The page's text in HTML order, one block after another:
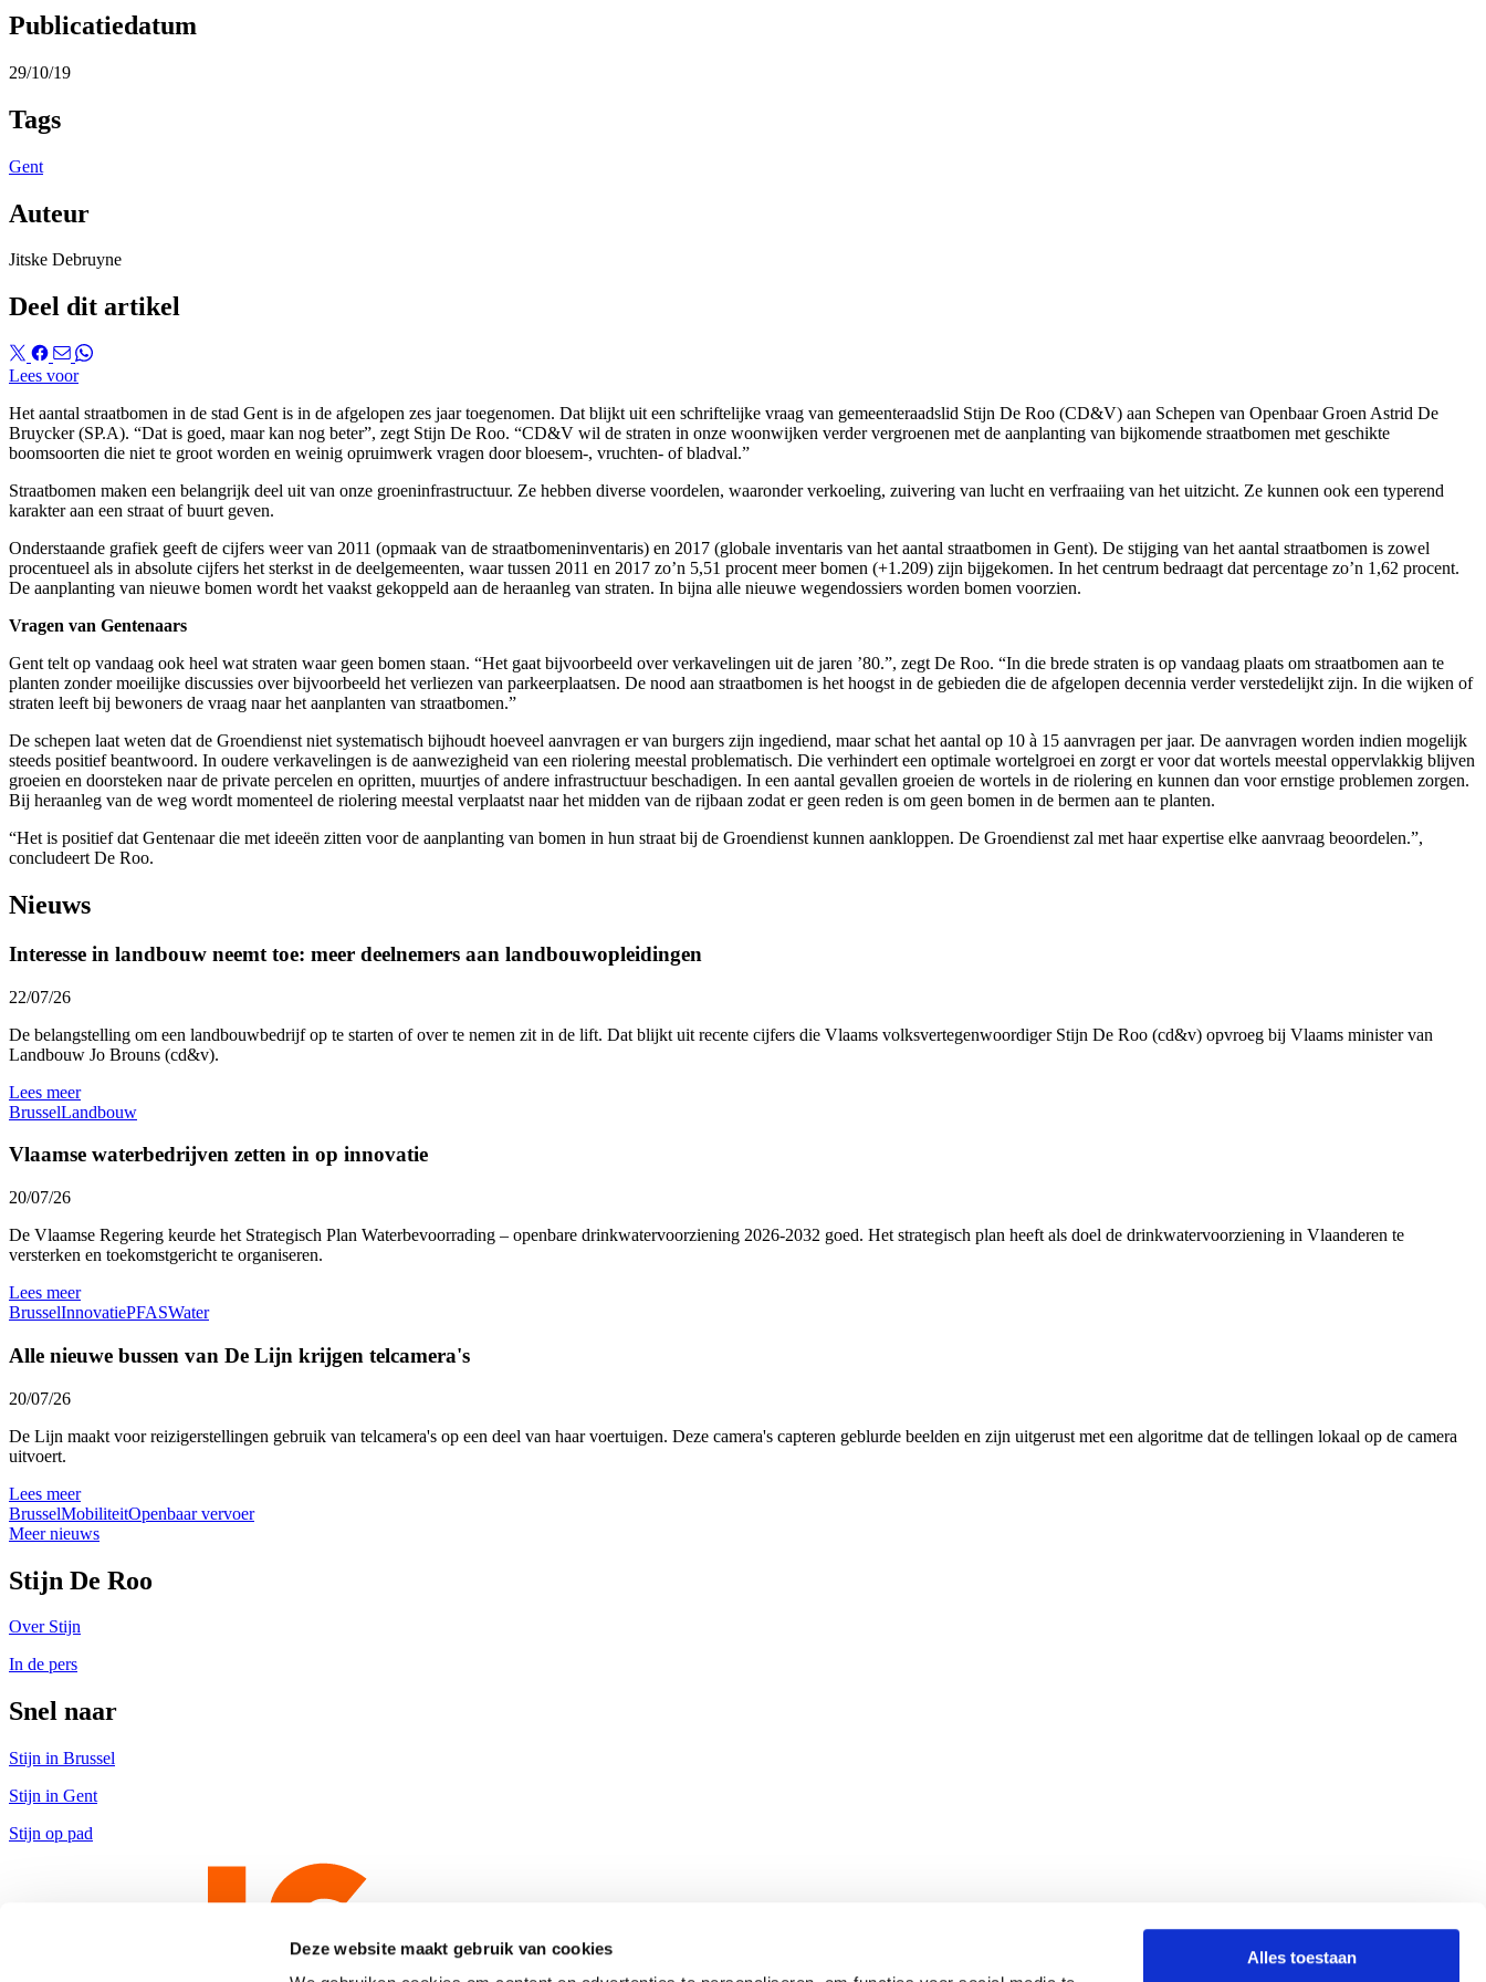
Deze website maakt gebruik van cookies
Alles toestaan
Publicatiedatum
29/10/19
Tags
Gent
Auteur
Jitske Debruyne
Deel dit artikel
Lees voor
Het aantal straatbomen in de stad Gent is in de afgelopen zes jaar toegenomen. Dat blijkt uit een schriftelijke vraag van gemeenteraadslid Stijn De Roo (CD&V) aan Schepen van Openbaar Groen Astrid De
Bruycker (SP.A). “Dat is goed, maar kan nog beter”, zegt Stijn De Roo. “CD&V wil de straten in onze woonwijken verder vergroenen met de aanplanting van bijkomende straatbomen met geschikte
boomsoorten die niet te groot worden en weinig opruimwerk vragen door bloesem-, vruchten- of bladval.”
Straatbomen maken een belangrijk deel uit van onze groeninfrastructuur. Ze hebben diverse voordelen, waaronder verkoeling, zuivering van lucht en verfraaiing van het uitzicht. Ze kunnen ook een typerend
karakter aan een straat of buurt geven.
Onderstaande grafiek geeft de cijfers weer van 2011 (opmaak van de straatbomeninventaris) en 2017 (globale inventaris van het aantal straatbomen in Gent). De stijging van het aantal straatbomen is zowel
procentueel als in absolute cijfers het sterkst in de deelgemeenten, waar tussen 2011 en 2017 zo’n 5,51 procent meer bomen (+1.209) zijn bijgekomen. In het centrum bedraagt dat percentage zo’n 1,62 procent.
De aanplanting van nieuwe bomen wordt het vaakst gekoppeld aan de heraanleg van straten. In bijna alle nieuwe wegendossiers worden bomen voorzien.
Vragen van Gentenaars
Gent telt op vandaag ook heel wat straten waar geen bomen staan. “Het gaat bijvoorbeeld over verkavelingen uit de jaren ’80.”, zegt De Roo. “In die brede straten is op vandaag plaats om straatbomen aan te
planten zonder moeilijke discussies over bijvoorbeeld het verliezen van parkeerplaatsen. De nood aan straatbomen is het hoogst in de gebieden die de afgelopen decennia verder verstedelijkt zijn. In die wijken of
straten leeft bij bewoners de vraag naar het aanplanten van straatbomen.”
De schepen laat weten dat de Groendienst niet systematisch bijhoudt hoeveel aanvragen er van burgers zijn ingediend, maar schat het aantal op 10 à 15 aanvragen per jaar. De aanvragen worden indien mogelijk
steeds positief beantwoord. In oudere verkavelingen is de aanwezigheid van een riolering meestal problematisch. Die verhindert een optimale wortelgroei en zorgt er voor dat wortels meestal oppervlakkig blijven
groeien en doorsteken naar de private percelen en opritten, muurtjes of andere infrastructuur beschadigen. In een aantal gevallen groeien de wortels in de riolering en kunnen dan voor ernstige problemen zorgen.
Bij heraanleg van de weg wordt momenteel de riolering meestal verplaatst naar het midden van de rijbaan zodat er geen reden is om geen bomen in de bermen aan te planten.
“Het is positief dat Gentenaar die met ideeën zitten voor de aanplanting van bomen in hun straat bij de Groendienst kunnen aankloppen. De Groendienst zal met haar expertise elke aanvraag beoordelen.”,
concludeert De Roo.
Nieuws
Interesse in landbouw neemt toe: meer deelnemers aan landbouwopleidingen
22/07/26
De belangstelling om een landbouwbedrijf op te starten of over te nemen zit in de lift. Dat blijkt uit recente cijfers die Vlaams volksvertegenwoordiger Stijn De Roo (cd&v) opvroeg bij Vlaams minister van
Landbouw Jo Brouns (cd&v).
Lees meer
BrusselLandbouw
Vlaamse waterbedrijven zetten in op innovatie
20/07/26
De Vlaamse Regering keurde het Strategisch Plan Waterbevoorrading – openbare drinkwatervoorziening 2026-2032 goed. Het strategisch plan heeft als doel de drinkwatervoorziening in Vlaanderen te
versterken en toekomstgericht te organiseren.
Lees meer
BrusselInnovatiePFASWater
Alle nieuwe bussen van De Lijn krijgen telcamera's
20/07/26
De Lijn maakt voor reizigerstellingen gebruik van telcamera's op een deel van haar voertuigen. Deze camera's capteren geblurde beelden en zijn uitgerust met een algoritme dat de tellingen lokaal op de camera
uitvoert.
Lees meer
BrusselMobiliteitOpenbaar vervoer
Meer nieuws
Stijn De Roo
Over Stijn
In de pers
Snel naar
Stijn in Brussel
Stijn in Gent
Stijn op pad